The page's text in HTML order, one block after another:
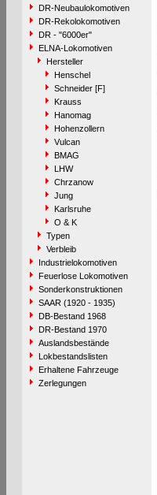
DR-Neubaulokomotiven
DR-Rekolokomotiven
DR - "6000er"
ELNA-Lokomotiven
Hersteller
Henschel
Schneider [F]
Krauss
Hanomag
Hohenzollern
Vulcan
BMAG
LHW
Chrzanow
Jung
Karlsruhe
O & K
Typen
Verbleib
Industrielokomotiven
Feuerlose Lokomotiven
Sonderkonstruktionen
SAAR (1920 - 1935)
DB-Bestand 1968
DR-Bestand 1970
Auslandsbestände
Lokbestandslisten
Erhaltene Fahrzeuge
Zerlegungen